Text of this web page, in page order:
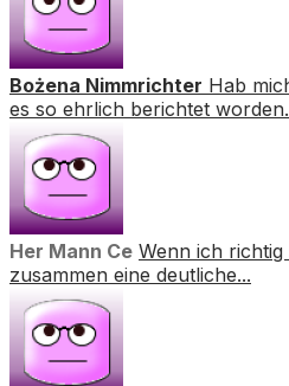
Bożena Nimmrichter Hab
es so ehrlich berichtet
Her Mann Ce Wenn ich
zusammen eine deutliche...